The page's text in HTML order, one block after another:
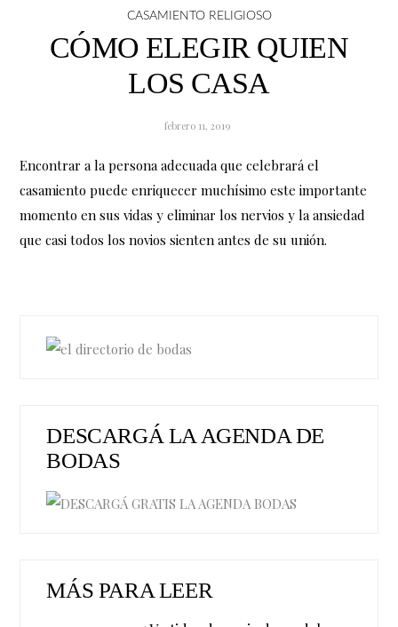
CASAMIENTO RELIGIOSO
CÓMO ELEGIR QUIEN
LOS CASA
febrero 11, 2019
Encontrar a la persona adecuada que celebrará el
casamiento puede enriquecer muchísimo este importante
momento en sus vidas y eliminar los nervios y la ansiedad
que casi todos los novios sienten antes de su unión.
DESCARGÁ LA AGENDA DE
BODAS
MÁS PARA LEER